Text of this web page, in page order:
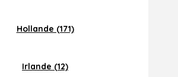
Hollande (171)
Irlande (12)